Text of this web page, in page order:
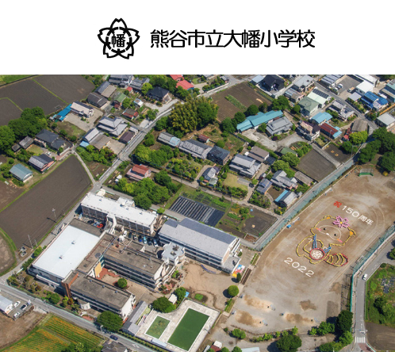
ツ
へ
ス
キ
ッ
プ
シ
ョ
ン
に
移
動